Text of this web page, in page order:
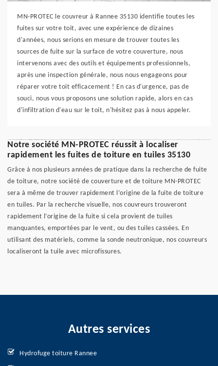
MN-PROTEC le couvreur à Rannee 35130 identifie toutes les
fuites sur votre toit, avec une expérience de dizaines
d'années, nous serions en mesure de trouver toutes les
sources de fuite sur la surface de votre couverture, nous
intervenons avec des outils et équipements professionnels,
après une inspection générale, nous nous engageons pour
réparer votre toit efficacement ! En cas d'urgence, pas de
souci, nous vous proposons une solution rapide, alors en cas
d'infiltration d'eau sur le toit, n'hésitez pas à nous appeler.
Notre société MN-PROTEC réussit à localiser
rapidement les fuites de toiture en tuiles 35130
Grâce à nos plusieurs années de pratique dans la recherche de fuite
de toiture, notre société de couverture et de toiture MN-PROTEC
sera à même de trouver rapidement l’origine de la fuite de toiture
en tuiles. Par la recherche visuelle, nos couvreurs trouveront
rapidement l’origine de la fuite si cela provient de tuiles
manquantes, emportées par le vent, ou des tuiles cassées. En
utilisant des matériels, comme la sonde neutronique, nos couvreurs
localiseront la tuile avec microfissures.
Autres services
Hydrofuge toiture Rannee